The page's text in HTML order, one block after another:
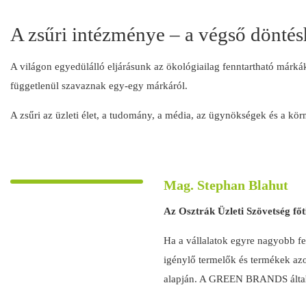
A zsűri intézménye – a végső
A világon egyedülálló eljárásunk az ökológiailag fenntartható
függetlenül szavaznak egy-egy márkáról.
A zsűri az üzleti élet, a tudomány, a média, az ügynökségek és a
Mag. Stephan Blahut
Az Osztrák Üzleti Szövetség
Ha a vállalatok egyre nagyobb
igénylő termelők és termékek
alapján. A GREEN BRANDS